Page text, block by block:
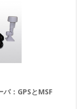
：GPSとMSF